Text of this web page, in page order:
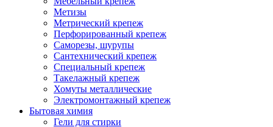
Метизы
Метрический крепеж
Перфорированный крепеж
Саморезы, шурупы
Сантехнический крепеж
Специальный крепеж
Такелажный крепеж
Хомуты металлические
Электромонтажный крепеж
Бытовая химия
Гели для стирки